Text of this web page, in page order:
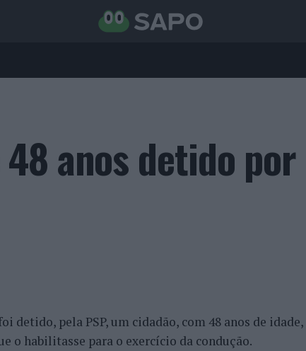
anos detido por
detido, pela PSP, um cidadão, com 48 anos de idade,
o habilitasse para o exercício da condução.